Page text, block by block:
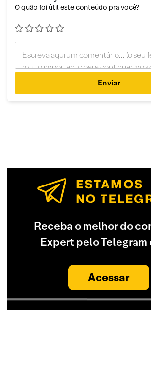
O quão foi útil este conteúdo pra você?
Enviar
Receba o melhor do
Expert pelo Telegram
Acessar